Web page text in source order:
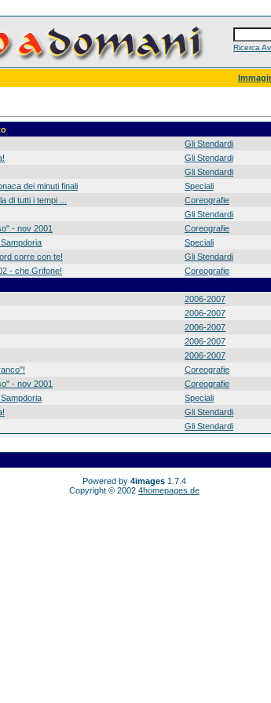
Ricerca
Gli Stendardi
Gli Stendardi
Gli Stendardi
dei minuti finali Speciali
di tutti i tempi ... Coreografie
Gli Stendardi
- nov 2001 Coreografie
Speciali
corre con te! Gli Stendardi
- che Grifone! Coreografie
2006-2007
2006-2007
2006-2007
2006-2007
2006-2007
Coreografie
- nov 2001 Coreografie
Speciali
Gli Stendardi
Gli Stendardi
Powered by 4images 1.7.4
Copyright © 2002 4homepages.de